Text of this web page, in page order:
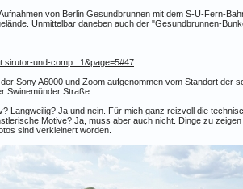
von Berlin Gesundbrunnen mit dem S-U-Fern-
Unmittelbar daneben auch der "Gesundbrunnen-
und-comp...1&page=5#47
Sony A6000 und Zoom aufgenommen vom Standort der
Swinemünder Straße.
Langweilig? Ja und nein. Für mich ganz reizvoll die
Motive? Ja, muss aber auch nicht. Dinge zu
sind verkleinert worden.